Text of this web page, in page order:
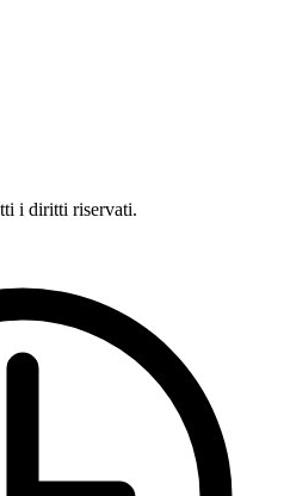
i diritti riservati.